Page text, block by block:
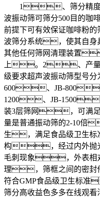
1、筛分精度高
波振动筛可筛分500目的
前提下可有效保证咖啡粉
波筛分系统，使其自
其他任何筛网清理装置
上。2、产量
级要求超声波振动筛型号
600、JB-800
1200、JB-1500
装3层筛网，可满
量是普通振动筛的2-10
生，满足食品级卫生标
构，经过内外抛光
毛刺现象，外表相
理，筛框之间的密封
符合GMP食品级卫生标
筛分高收益色多多在线观